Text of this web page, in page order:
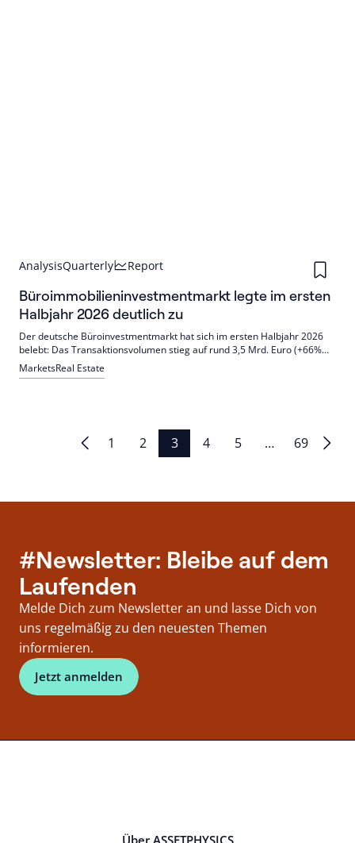
AnalysisQuarterly Report
Büroimmobilieninvestmentmarkt legte im ersten
Halbjahr 2026 deutlich zu
Der deutsche Büroinvestmentmarkt hat sich im ersten Halbjahr 2026
belebt: Das Transaktionsvolumen stieg auf rund 3,5 Mrd. Euro (+66%
ggü. 2025), getragen von großen Einzeldeals. München führte,
B‑Standorte legten zu; Spitzenrenditen überwiegend stabil mit leichtem
MarketsReal Estate
Seitennummerierung
1 2 3 4 5 … 69
#Newsletter: Bleibe auf dem
Laufenden
Melde Dich zum Newsletter an und lasse Dich von
uns regelmäßig zu den neuesten Themen
informieren.
Jetzt anmelden
Über ASSETPHYSICS